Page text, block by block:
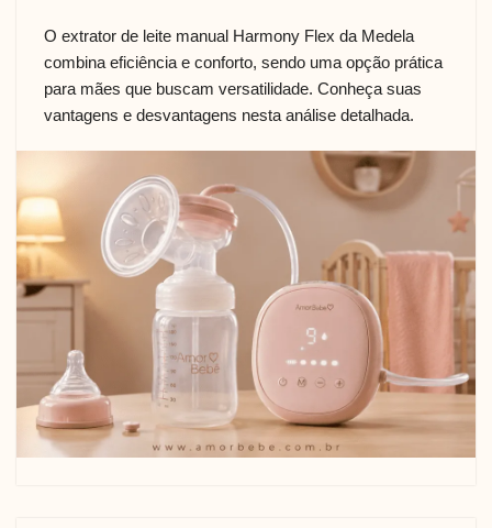
O extrator de leite manual Harmony Flex da Medela
combina eficiência e conforto, sendo uma opção prática
para mães que buscam versatilidade. Conheça suas
vantagens e desvantagens nesta análise detalhada.